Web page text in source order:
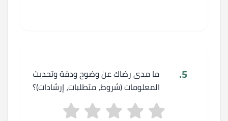
5.
ما مدى رضاك عن وضوح ودقة وتحديث
المعلومات (شروط، متطلبات، إرشادات)؟